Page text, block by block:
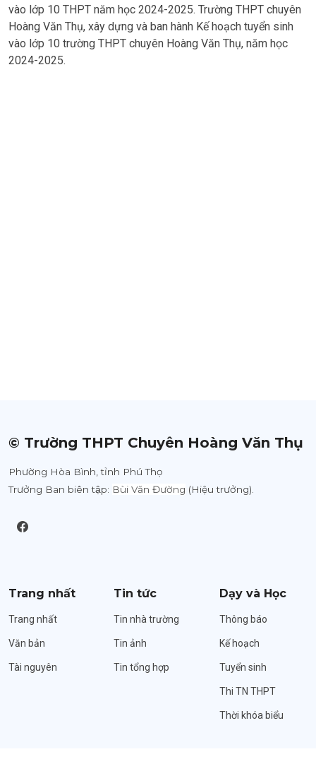
vào lớp 10 THPT năm học 2024-2025. Trường THPT chuyên
Hoàng Văn Thụ, xây dựng và ban hành Kế hoạch tuyển sinh
vào lớp 10 trường THPT chuyên Hoàng Văn Thụ, năm học
2024-2025.
© Trường THPT Chuyên Hoàng Văn Thụ
Phường Hòa Bình, tỉnh Phú Thọ
Trưởng Ban biên tập: Bùi Văn Đường (Hiệu trưởng).
Trang nhất
Trang nhất
Văn bản
Tài nguyên
Tin tức
Tin nhà trường
Tin ảnh
Tin tổng hợp
Dạy và Học
Thông báo
Kế hoạch
Tuyển sinh
Thi TN THPT
Thời khóa biểu